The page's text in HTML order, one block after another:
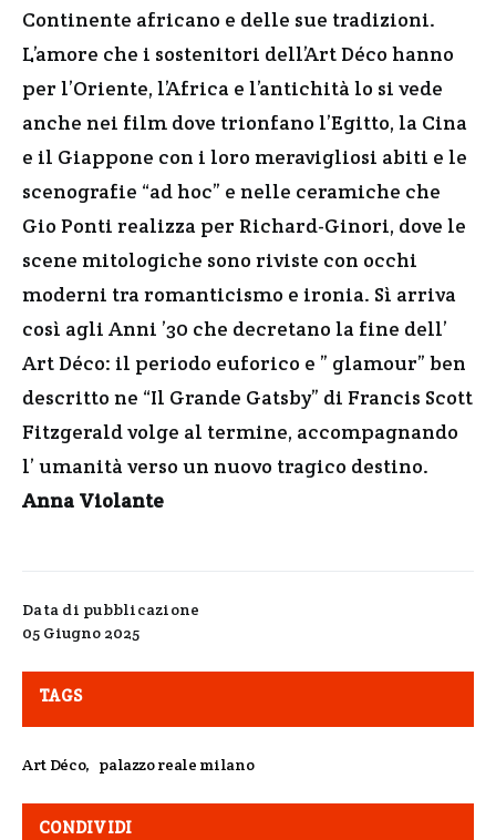
Data di pubblicazione
05 Giugno 2025
TAGS
Art Déco, palazzo reale milano
CONDIVIDI
Continente africano e delle sue tradizioni.
L’amore che i sostenitori dell’Art Déco hanno
per l’Oriente, l’Africa e l’antichità lo si vede
anche nei film dove trionfano l’Egitto, la Cina
e il Giappone con i loro meravigliosi abiti e le
scenografie “ad hoc” e nelle ceramiche che
Gio Ponti realizza per Richard-Ginori, dove le
scene mitologiche sono riviste con occhi
moderni tra romanticismo e ironia. Sì arriva
così agli Anni ’30 che decretano la fine dell’
Art Déco: il periodo euforico e ” glamour” ben
descritto ne “Il Grande Gatsby” di Francis Scott
Fitzgerald volge al termine, accompagnando
l’ umanità verso un nuovo tragico destino.
Anna Violante